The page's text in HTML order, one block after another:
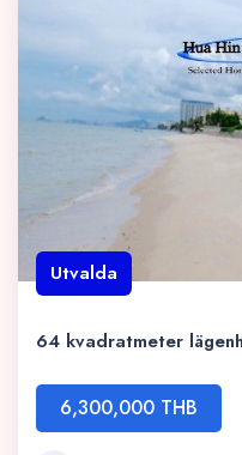
Utvalda
64 kvadratmeter
6,300,000 THB